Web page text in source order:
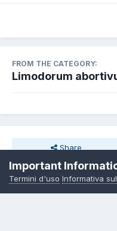
FROM THE CATEGORY:
Limodorum
Share
Important
Termini d'uso Informativa